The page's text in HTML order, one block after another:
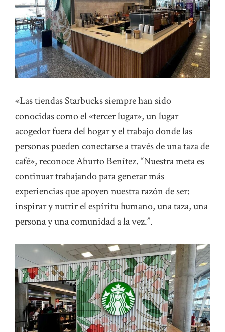
«Las tiendas Starbucks siempre han sido
conocidas como el «tercer lugar», un lugar
acogedor fuera del hogar y el trabajo donde las
personas pueden conectarse a través de una taza de
café», reconoce Aburto Benítez. “Nuestra meta es
continuar trabajando para generar más
experiencias que apoyen nuestra razón de ser:
inspirar y nutrir el espíritu humano, una taza, una
persona y una comunidad a la vez.”.